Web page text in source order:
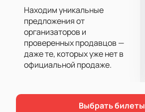
Находим уникальные
предложения от
организаторов и
проверенных продавцов —
даже те, которых уже нет в
официальной продаже.
Выбрать билеты